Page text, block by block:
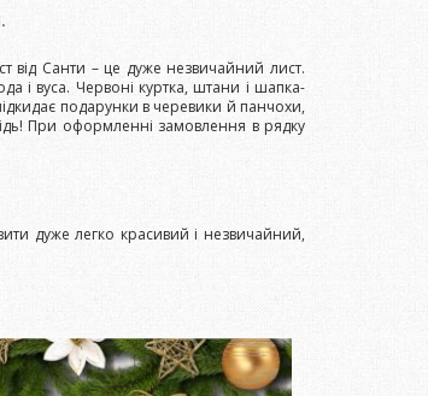
від Санти – це дуже незвичайний лист.
і вуса. Червоні куртка, штани і шапка-
подарунки в черевики й панчохи,
При оформленні замовлення в рядку
дуже легко красивий і незвичайний,